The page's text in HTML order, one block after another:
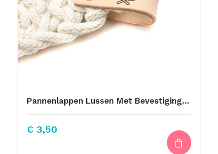
Pannenlappen Lussen Met Bevestiging Schroef Afbeelding Koksmuts
€ 3,50